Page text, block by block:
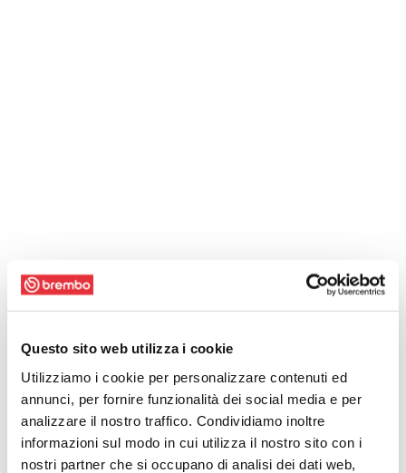
Questo sito web utilizza i cookie
Utilizziamo i cookie per personalizzare contenuti ed
annunci, per fornire funzionalità dei social media e per
analizzare il nostro traffico. Condividiamo inoltre
informazioni sul modo in cui utilizza il nostro sito con i
nostri partner che si occupano di analisi dei dati web,